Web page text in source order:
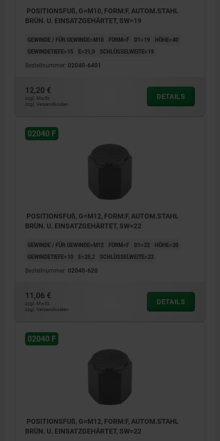
POSITIONSFUß, G=M10, FORM:F, AUTOM.STAHL
BRÜN. U. EINSATZGEHÄRTET, SW=19
GEWINDE / FÜR GEWINDE=M10 FORM=F D1=19
HÖHE=40
GEWINDETIEFE=15
E=21,9 SCHLÜSSELWEITE=19
Bestellnummer: 02040-6401
12,20 €
zzgl. MwSt.
zzgl. Versandkosten
DETAILS
02040 F
POSITIONSFUß, G=M12, FORM:F, AUTOM.STAHL
BRÜN. U. EINSATZGEHÄRTET, SW=22
GEWINDE / FÜR GEWINDE=M12 FORM=F D1=22
HÖHE=20
GEWINDETIEFE=10
E=25,2 SCHLÜSSELWEITE=22
Bestellnummer: 02040-620
11,06 €
zzgl. MwSt.
zzgl. Versandkosten
DETAILS
02040 F
POSITIONSFUß, G=M12, FORM:F, AUTOM.STAHL
BRÜN. U. EINSATZGEHÄRTET, SW=22